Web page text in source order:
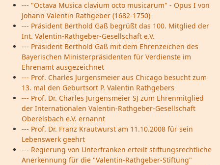
--- "Octava Musica clavium octo musicarum" - Opus I von
Johann Valentin Rathgeber (1682-1750)
--- Präsident Berthold Gaß begrüßt das 100. Mitglied der
Int. Valentin-Rathgeber-Gesellschaft e.V.
--- Präsident Berthold Gaß mit dem Ehrenzeichen des
Bayerischen Ministerpräsidenten für Verdienste im
Ehrenamt ausgezeichnet
--- Prof. Charles Jurgensmeier aus Chicago besucht zum
13. mal den Geburtsort P. Valentin Rathgebers
--- Prof. Dr. Charles Jurgensmeier SJ zum Ehrenmitglied
der Internationalen Valentin-Rathgeber-Gesellschaft
Oberelsbach e.V. ernannt
--- Prof. Dr. Franz Krautwurst am 11.10.2008 für sein
Lebenswerk geehrt
--- Regierung von Unterfranken erteilt stiftungsrechtliche
Anerkennung für die "Valentin-Rathgeber-Stiftung"